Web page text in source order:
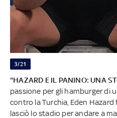
3/21
"HAZARD E IL PANINO: UNA
passione per gli hamburger di
contro la Turchia, Eden
lasciò lo stadio per andare a